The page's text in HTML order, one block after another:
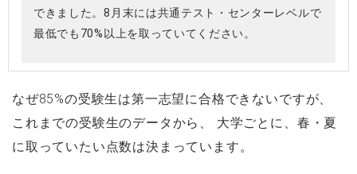
できました。8月末には共通テスト・センターレベルで
最低でも70%以上を取っていてください。
なぜ85%の受験生は第一志望に合格できないですが、
これまでの受験生のデータから、 大学ごとに、春・夏
に取っていたい点数は決まっています。